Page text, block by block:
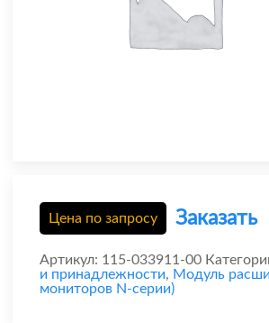
Цена по запросу Заказать
Артикул: 115-033911-00
и принадлежности, Модуль
мониторов N-серии)